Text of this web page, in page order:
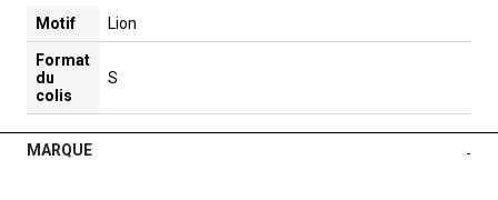
Motif Lion
Format
du
colis
S
MARQUE -